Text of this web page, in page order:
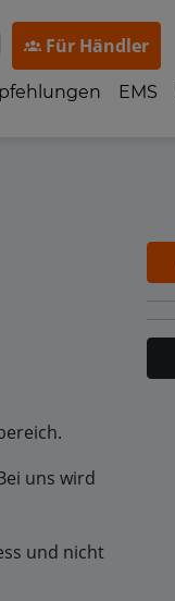
Für Händler
EMS
uns wird
und nicht